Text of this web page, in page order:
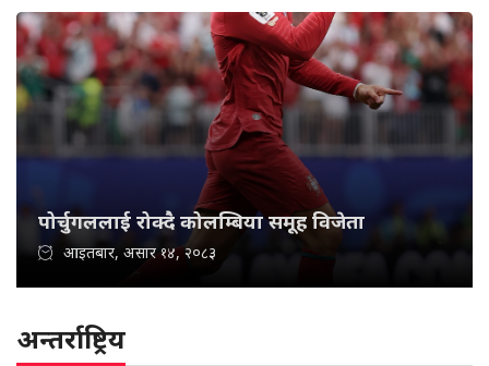
पोर्चुगललाई रोक्दै कोलम्बिया समूह विजेता
आइतबार, असार १४, २०८३
अन्तर्राष्ट्रिय